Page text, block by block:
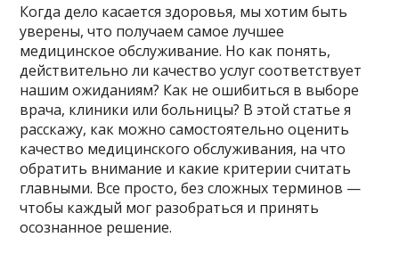
Когда дело касается здоровья, мы хотим быть
уверены, что получаем самое лучшее
медицинское обслуживание. Но как понять,
действительно ли качество услуг соответствует
нашим ожиданиям? Как не ошибиться в выборе
врача, клиники или больницы? В этой статье я
расскажу, как можно самостоятельно оценить
качество медицинского обслуживания, на что
обратить внимание и какие критерии считать
главными. Все просто, без сложных терминов —
чтобы каждый мог разобраться и принять
осознанное решение.